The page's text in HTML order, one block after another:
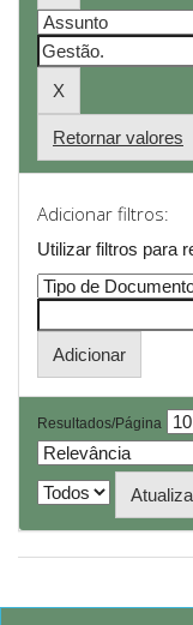
Retornar valores
Adicionar filtros:
Utilizar filtros para
Resultados/Página